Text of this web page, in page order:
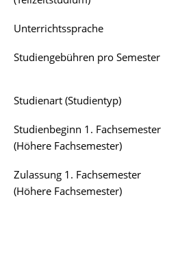
Unterrichtssprache
Studiengebühren pro Semester
Studienart (Studientyp)
Studienbeginn 1. Fachsemester
(Höhere Fachsemester)
Zulassung 1. Fachsemester
(Höhere Fachsemester)